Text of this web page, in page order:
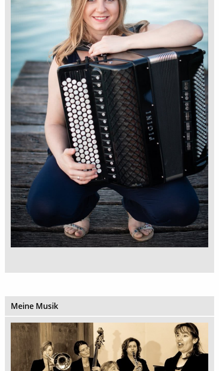
Meine Musik